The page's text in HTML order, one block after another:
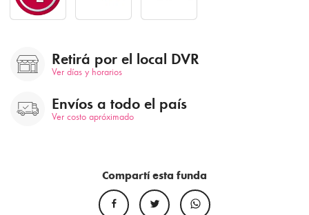
Retirá por el local DVR
Ver días y horarios
Envíos a todo el país
Ver costo apróximado
Compartí esta funda